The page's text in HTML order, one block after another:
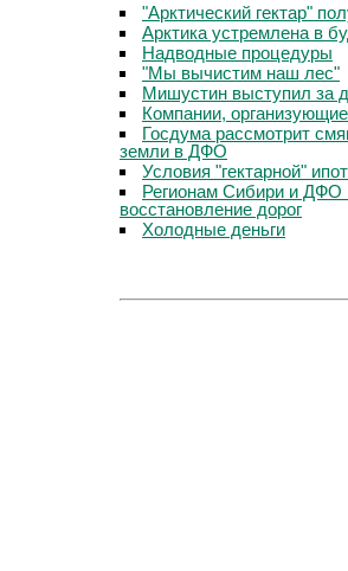
"Арктический гектар"
Арктика устремлена в
Надводные процедуры
"Мы вычистим наш лес"
Мишустин выступил за
Компании,
Госдума рассмотрит
земли в ДФО
Условия "гектарной"
Регионам Сибири и ДФО
восстановление дорог
Холодные деньги